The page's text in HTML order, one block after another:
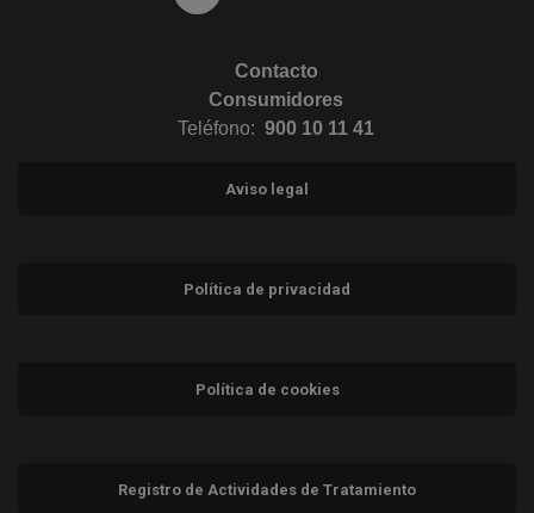
Contacto
Consumidores
Teléfono: 900 10 11 41
Aviso legal
Política de privacidad
Política de cookies
Registro de Actividades de Tratamiento